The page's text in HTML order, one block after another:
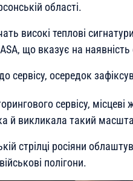
області.
високі теплові
що вказує на
сервісу, осередок
сервісу,
й викликала такий
стрілці росіяни
полігони.